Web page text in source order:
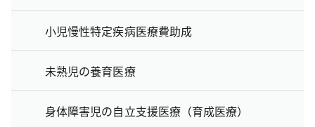
小児慢性特定疾病医療費助成
未熟児の養育医療
身体障害児の自立支援医療（育成医療）